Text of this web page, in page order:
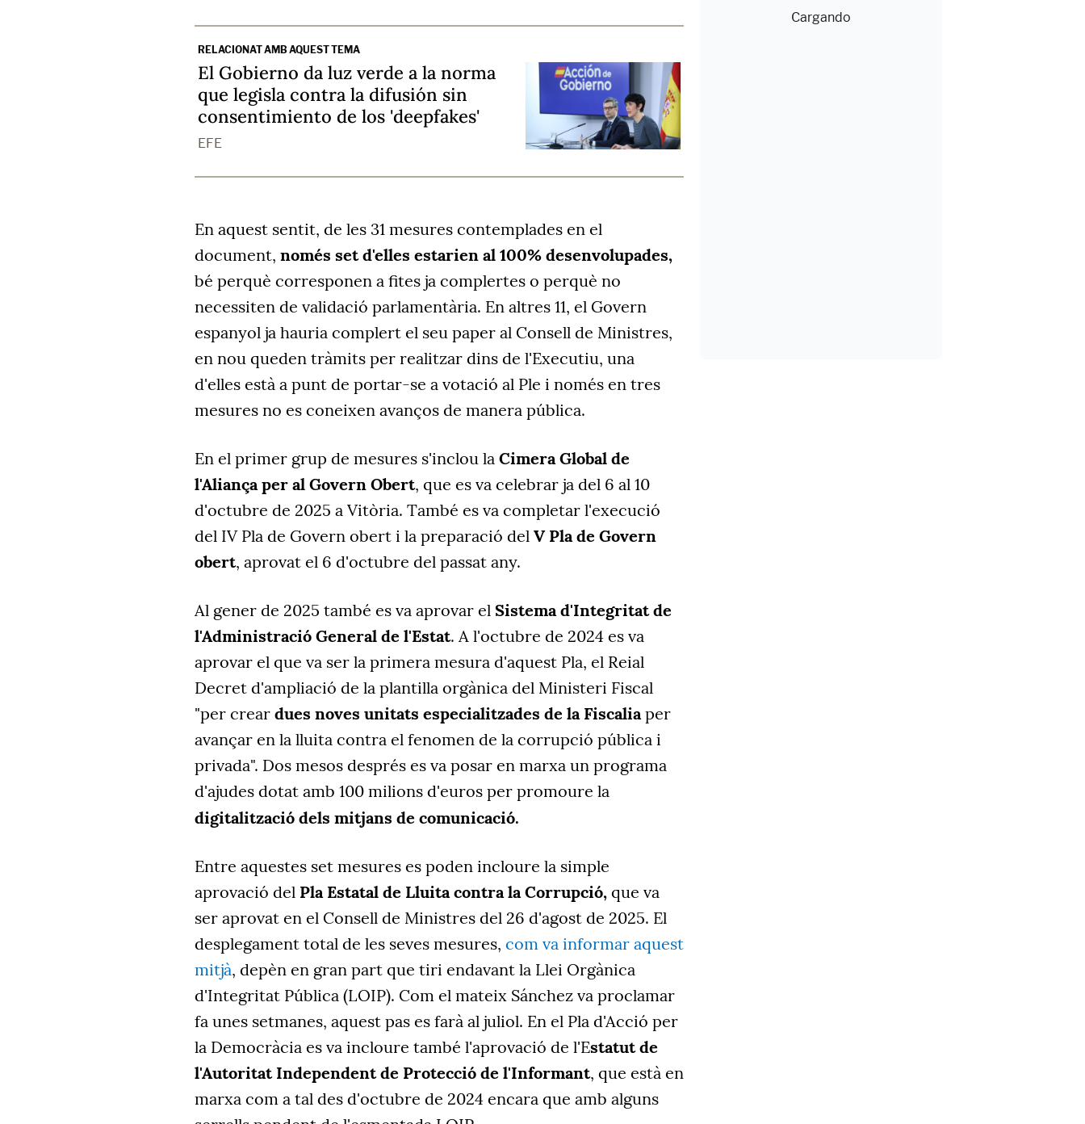
RELACIONAT AMB AQUEST TEMA
El Gobierno da luz verde a la norma
que legisla contra la difusión sin
consentimiento de los 'deepfakes'
EFE
En aquest sentit, de les 31 mesures contemplades en el
document, només set d'elles estarien al 100% desenvolupades,
bé perquè corresponen a fites ja complertes o perquè no
necessiten de validació parlamentària. En altres 11, el Govern
espanyol ja hauria complert el seu paper al Consell de Ministres,
en nou queden tràmits per realitzar dins de l'Executiu, una
d'elles està a punt de portar-se a votació al Ple i només en tres
mesures no es coneixen avanços de manera pública.
En el primer grup de mesures s'inclou la Cimera Global de
l'Aliança per al Govern Obert, que es va celebrar ja del 6 al 10
d'octubre de 2025 a Vitòria. També es va completar l'execució
del IV Pla de Govern obert i la preparació del V Pla de Govern
obert, aprovat el 6 d'octubre del passat any.
Al gener de 2025 també es va aprovar el Sistema d'Integritat de
l'Administració General de l'Estat. A l'octubre de 2024 es va
aprovar el que va ser la primera mesura d'aquest Pla, el Reial
Decret d'ampliació de la plantilla orgànica del Ministeri Fiscal
"per crear dues noves unitats especialitzades de la Fiscaliaper
avançar en la lluita contra el fenomen de la corrupció pública i
privada". Dos mesos després es va posar en marxa un programa
d'ajudes dotat amb 100 milions d'euros per promoure la
digitalització dels mitjans de comunicació.
Entre aquestes set mesures es poden incloure la simple
aprovació del Pla Estatal de Lluita contra la Corrupció, que va
ser aprovat en el Consell de Ministres del 26 d'agost de 2025. El
desplegament total de les seves mesures, com va informar aquest
mitjà, depèn en gran part que tiri endavant la Llei Orgànica
d'Integritat Pública (LOIP). Com el mateix Sánchez va proclamar
fa unes setmanes, aquest pas es farà al juliol. En el Pla d'Acció per
la Democràcia es va incloure també l'aprovació de l'Estatut de
l'Autoritat Independent de Protecció de l'Informant, que està en
marxa com a tal des d'octubre de 2024 encara que amb alguns